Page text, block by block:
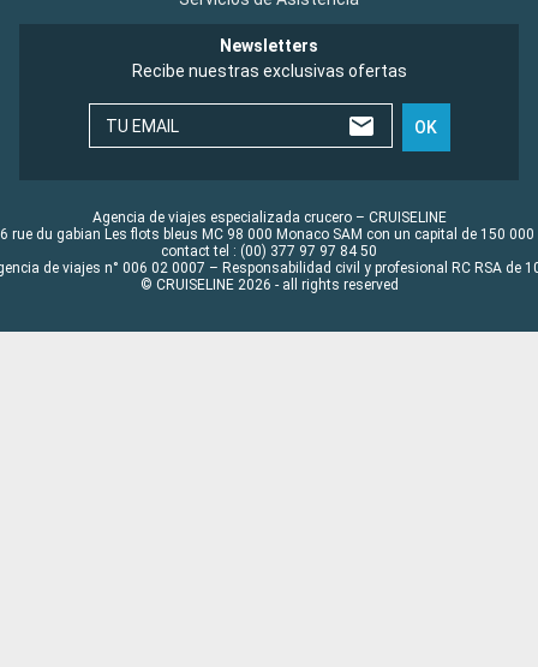
Newsletters
Recibe nuestras exclusivas ofertas
TU EMAIL OK
Agencia de viajes especializada crucero – CRUISELINE
rue du gabian Les flots bleus MC 98 000 Monaco SAM con un capital de 150 000
contact tel : (00) 377 97 97 84 50
de viajes n° 006 02 0007 – Responsabilidad civil y profesional RC RSA de
© CRUISELINE 2026 - all rights reserved